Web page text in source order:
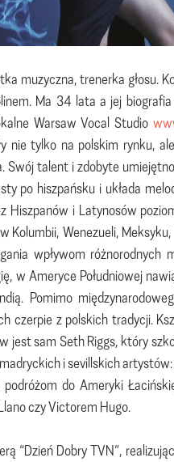
muzyczna, trenerka głosu.
Ma 34 lata a jej
Warsaw Vocal Studio
nie tylko na polskim rynku,
talent i zdobyte
po hiszpańsku i układa
i Latynosów
Wenezueli,
wpływom różnorodnych
w Ameryce Południowej
Pomimo
czerpie z polskich tradycji.
jest sam Seth Riggs, który
i sevillskich
do Ameryki
czy Victorem Hugo.
“Dzień Dobry TVN”,